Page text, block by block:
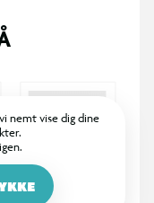
nemt vise dig dine